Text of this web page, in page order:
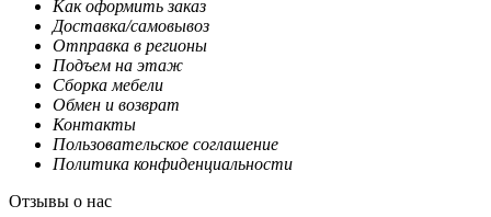
Как оформить заказ
Доставка/самовывоз
Отправка в регионы
Подъем на этаж
Сборка мебели
Обмен и возврат
Контакты
Пользовательское соглашение
Политика конфиденциальности
Отзывы о нас